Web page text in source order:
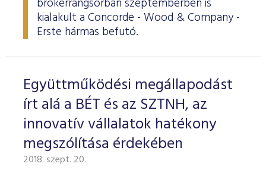
ESG Útmutató
brókerrangsorban szeptemberben is
kialakult a Concorde - Wood & Company -
Erste hármas befutó.
Együttműködési megállapodást
írt alá a BÉT és az SZTNH, az
innovatív vállalatok hatékony
megszólítása érdekében
2018. szept. 20.